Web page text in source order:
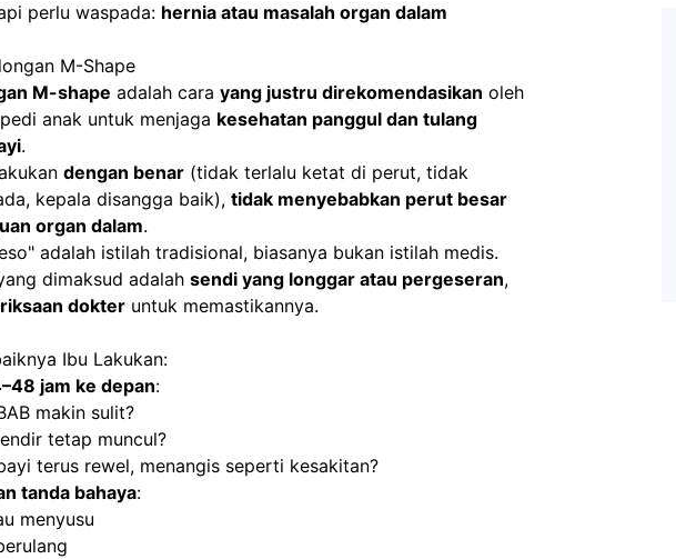
perlu waspada: hernia atau masalah organ dalam
M-Shape
M-shape adalah cara yang justru direkomendasikan oleh
anak untuk menjaga kesehatan panggul dan tulang
.
dengan benar (tidak terlalu ketat di perut, tidak
kepala disangga baik), tidak menyebabkan perut besar
organ dalam.
adalah istilah tradisional, biasanya bukan istilah medis.
dimaksud adalah sendi yang longgar atau pergeseran,
dokter untuk memastikannya.
Ibu Lakukan:
jam ke depan:
makin sulit?
tetap muncul?
terus rewel, menangis seperti kesakitan?
tanda bahaya:
menyusu